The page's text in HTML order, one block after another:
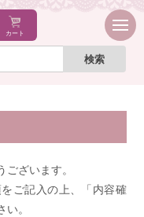
カート
ざいます。
ご記入の上、「内容確
。